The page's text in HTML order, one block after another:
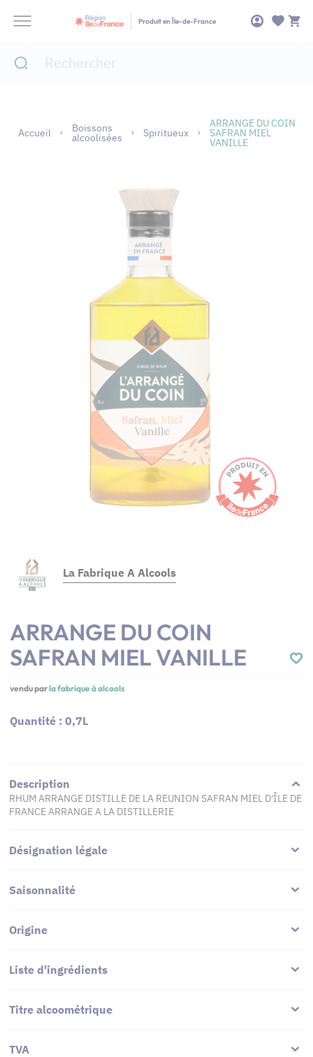
Produit en Île-de-France
Accueil Boissons
alcoolisées Spiritueux
ARRANGE DU COIN
SAFRAN MIEL
VANILLE
La Fabrique A Alcools
ARRANGE DU COIN
SAFRAN MIEL VANILLE
vendu parla fabrique à alcools
Quantité : 0,7L
Description
RHUM ARRANGE DISTILLE DE LA REUNION SAFRAN MIEL D'ÎLE DE
FRANCE ARRANGE A LA DISTILLERIE
Désignation légale
Saisonnalité
Origine
Liste d'ingrédients
Titre alcoométrique
TVA